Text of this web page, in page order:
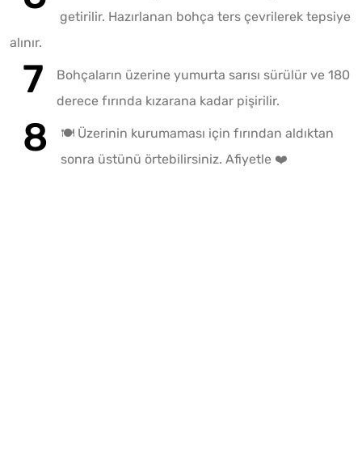
getirilir. Hazırlanan bohça ters çevrilerek tepsiye
alınır.
Bohçaların üzerine yumurta sarısı sürülür ve 180
derece fırında kızarana kadar pişirilir.
🍽️ Üzerinin kurumaması için fırından aldıktan
sonra üstünü örtebilirsiniz. Afiyetle ❤️